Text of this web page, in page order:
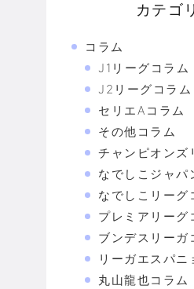
カテゴ
コラム
J1リーグコラム
J2リーグコラム
セリエAコラム
その他コラム
チャンピオンズ
なでしこジャパ
なでしこリーグ
プレミアリーグ
ブンデスリーガ
リーガエスパニ
丸山龍也コラム